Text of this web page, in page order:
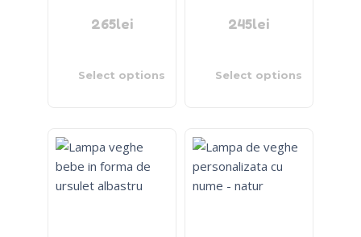
265lei
Select options
245lei
Select options